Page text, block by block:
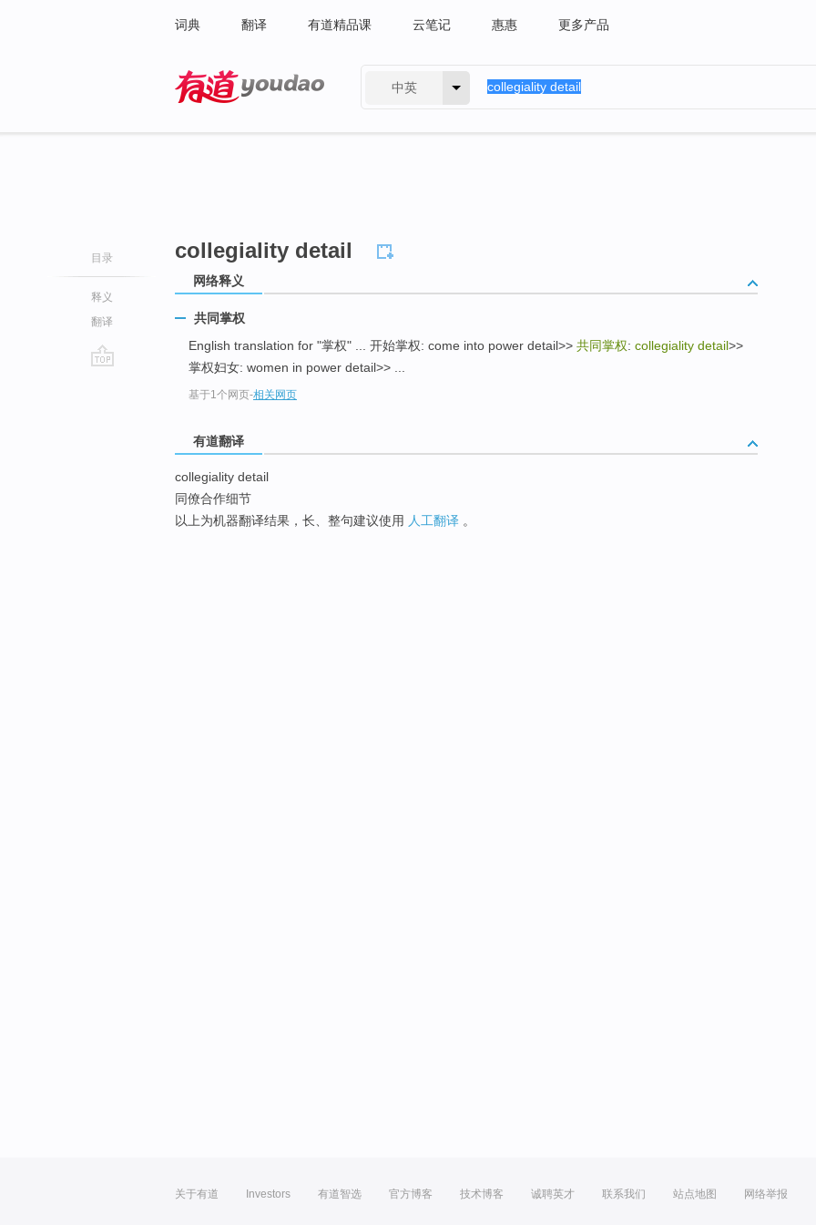
词典 翻译 有道精品课 云笔记 惠惠 更多产品
中英
目录
释义
翻译
collegiality detail
网络释义
共同掌权
English translation for "掌权" ... 开始掌权: come into power detail>> 共同掌权: collegiality detail>>
掌权妇女: women in power detail>> ...
基于1个网页-相关网页
有道翻译
collegiality detail
同僚合作细节
以上为机器翻译结果，长、整句建议使用 人工翻译 。
关于有道 Investors 有道智选 官方博客 技术博客 诚聘英才 联系我们 站点地图 网络举报